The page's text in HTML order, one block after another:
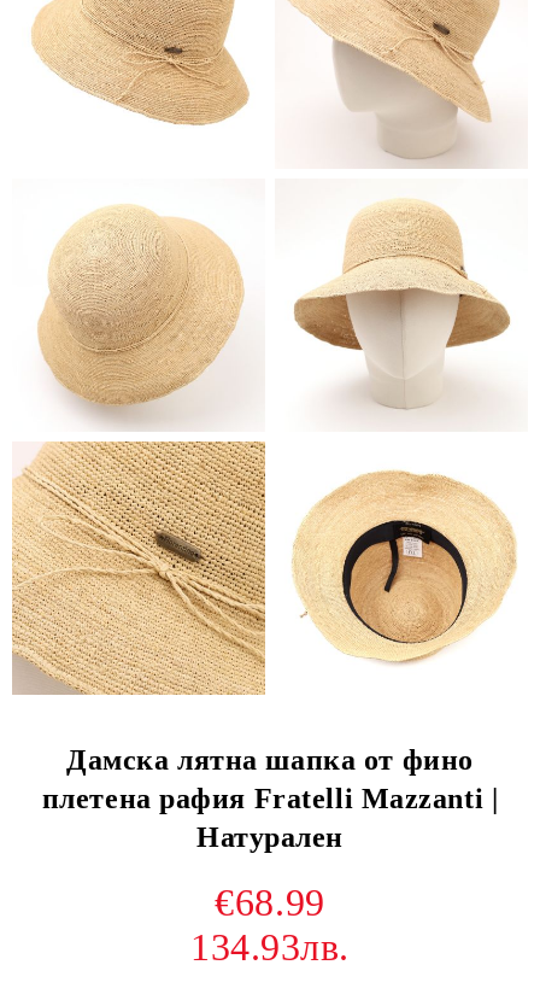
Дамска лятна шапка от фино
плетена рафия Fratelli Mazzanti |
Натурален
€68.99
134.93лв.